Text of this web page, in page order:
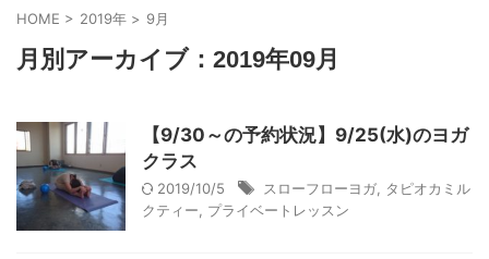
HOME > 2019年 > 9月
月別アーカイブ：2019年09月
【9/30～の予約状況】9/25(水)のヨガ
クラス
2019/10/5 スローフローヨガ
タピオカミル
クティー
プライベートレッスン